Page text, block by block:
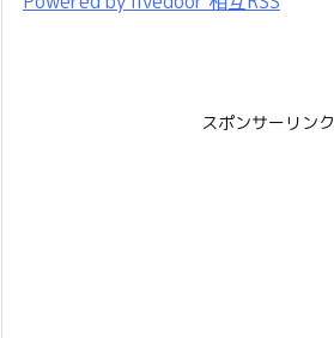
スポンサーリンク